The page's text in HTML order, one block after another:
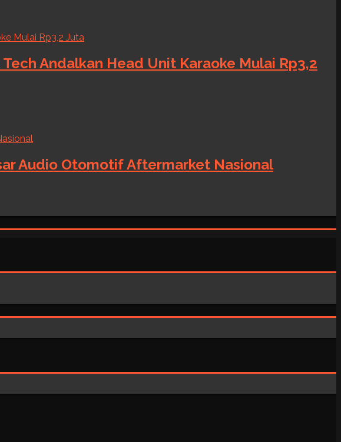
Andalkan Head Unit Karaoke Mulai Rp3,2
Audio Otomotif Aftermarket Nasional